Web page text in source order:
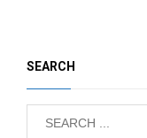
SEARCH